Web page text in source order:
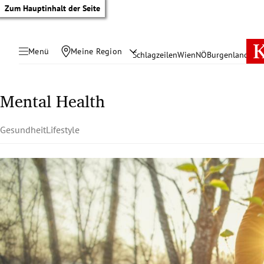
Zum Hauptinhalt der Seite
Menü Meine Region SchlagzeilenWienNÖBurgenland
Untermenü
Untermenü
Mental Health
GesundheitLifestyle